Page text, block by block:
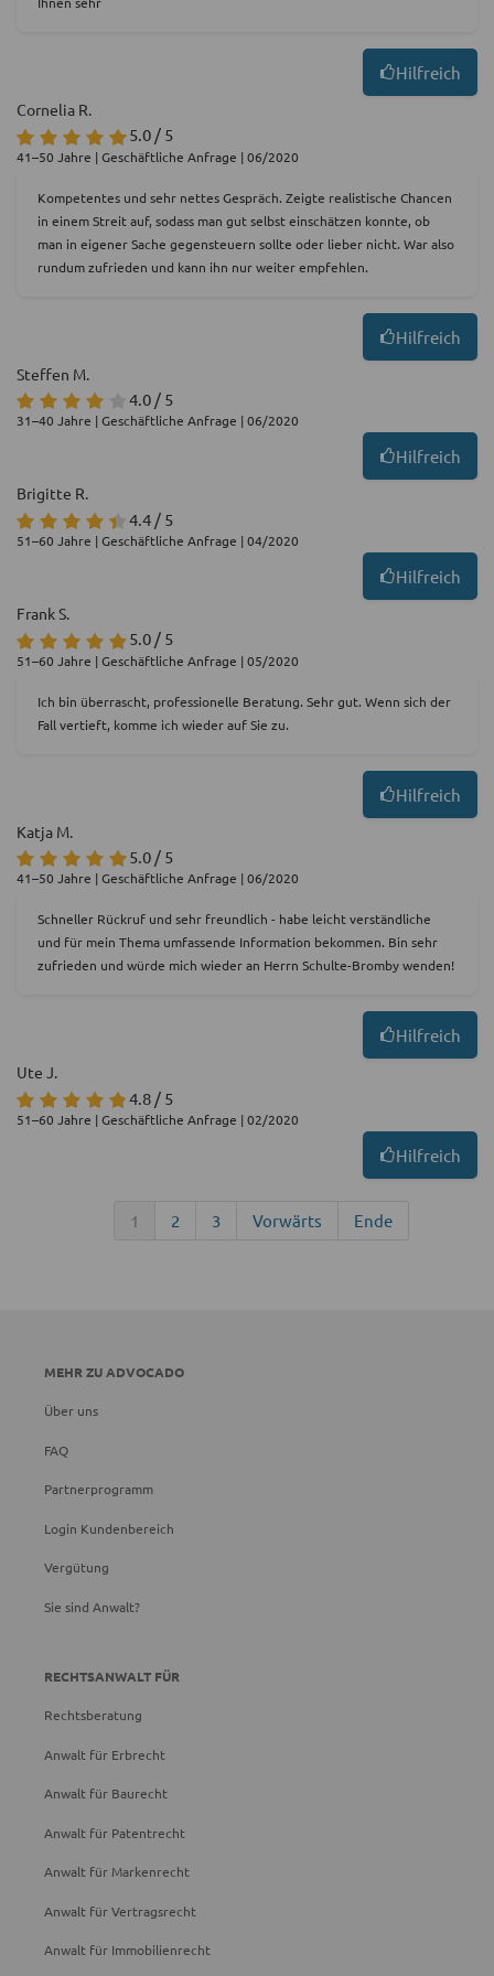
Hilfreich
Cornelia R.
5.0 / 5
41–50 Jahre | Geschäftliche Anfrage | 06/2020
Kompetentes und sehr nettes Gespräch. Zeigte realistische Chancen
in einem Streit auf, sodass man gut selbst einschätzen konnte, ob
man in eigener Sache gegensteuern sollte oder lieber nicht. War also
rundum zufrieden und kann ihn nur weiter empfehlen.
Hilfreich
Steffen M.
4.0 / 5
31–40 Jahre | Geschäftliche Anfrage | 06/2020
Hilfreich
Brigitte R.
4.4 / 5
51–60 Jahre | Geschäftliche Anfrage | 04/2020
Hilfreich
Frank S.
5.0 / 5
51–60 Jahre | Geschäftliche Anfrage | 05/2020
Ich bin überrascht, professionelle Beratung. Sehr gut. Wenn sich der
Fall vertieft, komme ich wieder auf Sie zu.
Hilfreich
Katja M.
5.0 / 5
41–50 Jahre | Geschäftliche Anfrage | 06/2020
Schneller Rückruf und sehr freundlich - habe leicht verständliche
und für mein Thema umfassende Information bekommen. Bin sehr
zufrieden und würde mich wieder an Herrn Schulte-Bromby wenden!
Hilfreich
Ute J.
4.8 / 5
51–60 Jahre | Geschäftliche Anfrage | 02/2020
Hilfreich
1 2 3 Vorwärts Ende
MEHR ZU ADVOCADO
Über uns
FAQ
Partnerprogramm
Login Kundenbereich
Vergütung
Sie sind Anwalt?
RECHTSANWALT FÜR
Rechtsberatung
Anwalt für Erbrecht
Anwalt für Baurecht
Anwalt für Patentrecht
Anwalt für Markenrecht
Anwalt für Vertragsrecht
Anwalt für Immobilienrecht